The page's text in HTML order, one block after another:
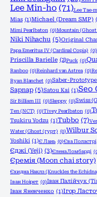
Lee Min-ho (71)Lee Tae-
Mias (1)Michael (Dream SMP)
Mimi Pearlbaton (0)Mountain (Ghost
Niki Nihachu (5)Original
Papa Emeritus IV (Cardinal Copia) (0)
Priscilla Barielle (2)Puck (0)
Ranboo (0)Reinhard van Astrea (0)
Ryan Blanchet (0)Saber-
Sapnap (5)Satou Kai (1)Seo
Sir Billiam III (0)Skeppy (0)Swiss
Ten (NCT) (0)Tivey Pearlbaton (0)
Tsukiru Yodzu (1)Tubbo (7)
Water (Ghost (гурт) (0)Wilbur
Yoshiki (1)Є Лань (0)Єва Поластрі
Єджі (Yeji) (3)Єлена Ломбарді
Єремія (Moon chai story)
Єхидна Наклз (Knuckles the
Іван Ноірет (0)Іван Палійчук
Іван Яненченко (1)Ігор